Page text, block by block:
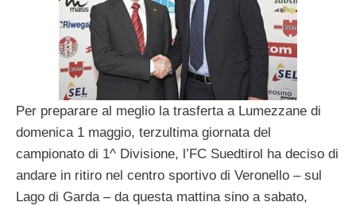
Per preparare al meglio la trasferta a Lumezzane di
domenica 1 maggio, terzultima giornata del
campionato di 1^ Divisione, l’FC Suedtirol ha deciso di
andare in ritiro nel centro sportivo di Veronello – sul
Lago di Garda – da questa mattina sino a sabato,